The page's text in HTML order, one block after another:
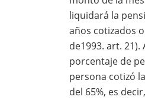
liquidará la
años cotizados
de1993. art.
porcentaje de
persona cotizó
del 65%, es